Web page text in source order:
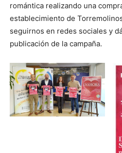
romántica realizando una
establecimiento de
seguirnos en redes sociales y
publicación de la campaña.